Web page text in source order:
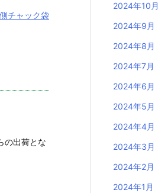
チャック袋
の出荷とな
2024年10月
2024年9月
2024年8月
2024年7月
2024年6月
2024年5月
2024年4月
2024年3月
2024年2月
2024年1月